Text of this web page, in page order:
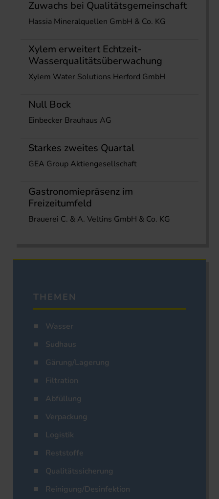
Zuwachs bei Qualitätsgemeinschaft
Hassia Mineralquellen GmbH & Co. KG
Xylem erweitert Echtzeit-
Wasserqualitätsüberwachung
Xylem Water Solutions Herford GmbH
Null Bock
Einbecker Brauhaus AG
Starkes zweites Quartal
GEA Group Aktiengesellschaft
Gastronomiepräsenz im
Freizeitumfeld
Brauerei C. & A. Veltins GmbH & Co. KG
THEMEN
Wasser
Sudhaus
Gärung/Lagerung
Filtration
Abfüllung
Verpackung
Logistik
Reststoffe
Qualitätssicherung
Reinigung/Desinfektion